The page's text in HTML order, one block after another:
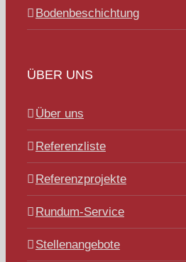
Bodenbeschichtung
ÜBER UNS
Über uns
Referenzliste
Referenzprojekte
Rundum-Service
Stellenangebote